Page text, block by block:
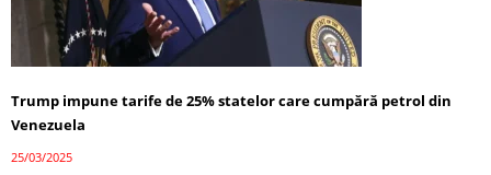
Trump impune tarife de 25% statelor care cumpără petrol din
Venezuela
25/03/2025